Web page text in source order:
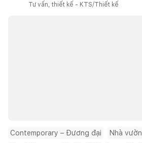
Tư vấn, thiết kế - KTS/Thiết kế
Contemporary – Đương đại Nhà vườn